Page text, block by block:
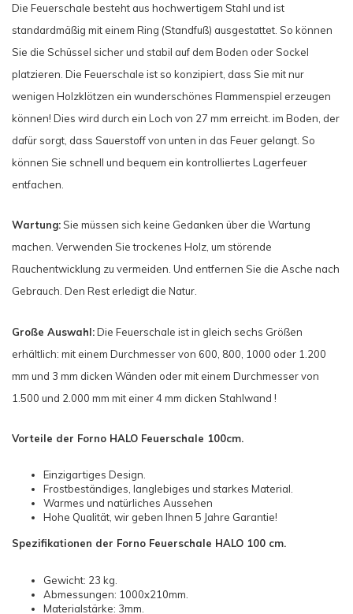
Die Feuerschale besteht aus hochwertigem Stahl und ist
standardmäßig mit einem Ring (Standfuß) ausgestattet. So können
Sie die Schüssel sicher und stabil auf dem Boden oder Sockel
platzieren. Die Feuerschale ist so konzipiert, dass Sie mit nur
wenigen Holzklötzen ein wunderschönes Flammenspiel erzeugen
können! Dies wird durch ein Loch von 27 mm erreicht. im Boden, der
dafür sorgt, dass Sauerstoff von unten in das Feuer gelangt. So
können Sie schnell und bequem ein kontrolliertes Lagerfeuer
entfachen.
Wartung:Sie müssen sich keine Gedanken über die Wartung
machen. Verwenden Sie trockenes Holz, um störende
Rauchentwicklung zu vermeiden. Und entfernen Sie die Asche nach
Gebrauch. Den Rest erledigt die Natur.
Große Auswahl:Die Feuerschale ist in gleich sechs Größen
erhältlich: mit einem Durchmesser von 600, 800, 1000 oder 1.200
mm und 3 mm dicken Wänden oder mit einem Durchmesser von
1.500 und 2.000 mm mit einer 4 mm dicken Stahlwand !
Vorteile der Forno HALO Feuerschale 100cm.
Einzigartiges Design.
Frostbeständiges, langlebiges und starkes Material.
Warmes und natürliches Aussehen
Hohe Qualität, wir geben Ihnen 5 Jahre Garantie!
Spezifikationen der Forno Feuerschale HALO 100 cm.
Gewicht: 23 kg.
Abmessungen: 1000x210mm.
Materialstärke: 3mm.